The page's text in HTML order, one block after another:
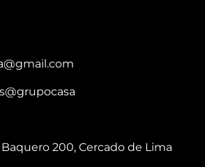
200, Cercado de Lima